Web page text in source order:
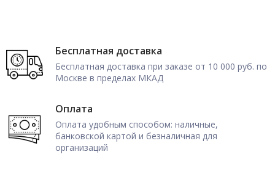
Бесплатная доставка
Бесплатная доставка при заказе от 10 000 руб. по
Москве в пределах МКАД
Оплата
Оплата удобным способом: наличные,
банковской картой и безналичная для
организаций